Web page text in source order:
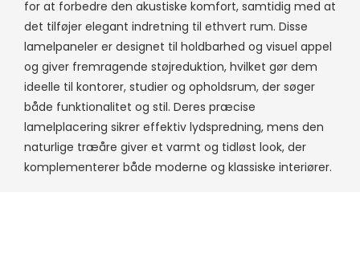
for at forbedre den akustiske komfort, samtidig med at
det tilføjer elegant indretning til ethvert rum. Disse
lamelpaneler er designet til holdbarhed og visuel appel
og giver fremragende støjreduktion, hvilket gør dem
ideelle til kontorer, studier og opholdsrum, der søger
både funktionalitet og stil. Deres præcise
lamelplacering sikrer effektiv lydspredning, mens den
naturlige træåre giver et varmt og tidløst look, der
komplementerer både moderne og klassiske interiører.